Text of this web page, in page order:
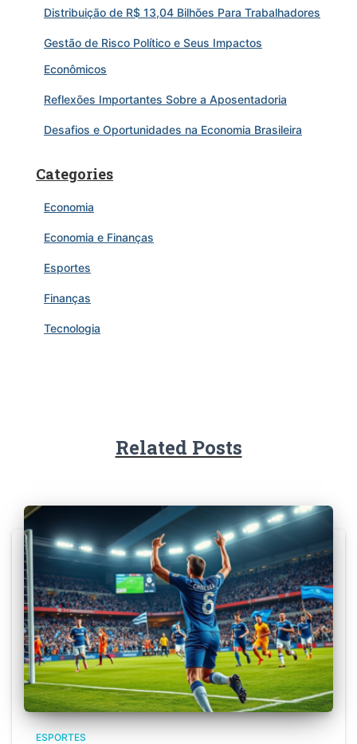
Distribuição de R$ 13,04 Bilhões Para Trabalhadores
Gestão de Risco Político e Seus Impactos
Econômicos
Reflexões Importantes Sobre a Aposentadoria
Desafios e Oportunidades na Economia Brasileira
Categories
Economia
Economia e Finanças
Esportes
Finanças
Tecnologia
Related Posts
ESPORTES